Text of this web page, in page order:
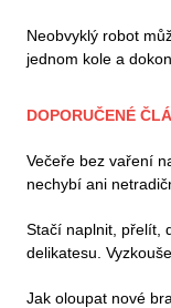
Neobvyklý robot
jednom kole a
DOPORUČENÉ
Večeře bez vaření
nechybí ani
Stačí naplnit, přelít,
delikatesu.
Jak oloupat nové